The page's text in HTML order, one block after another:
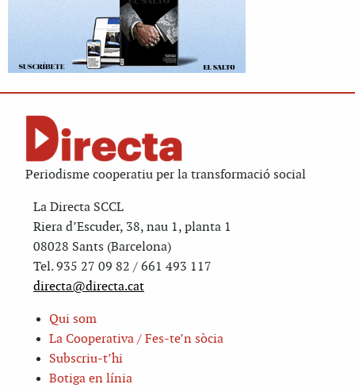
Periodisme cooperatiu per la transformació social
La Directa SCCL
Riera d’Escuder, 38, nau 1, planta 1
08028 Sants (Barcelona)
Tel. 935 27 09 82 / 661 493 117
directa@directa.cat
Qui som
La Cooperativa / Fes-te’n sòcia
Subscriu-t’hi
Botiga en línia